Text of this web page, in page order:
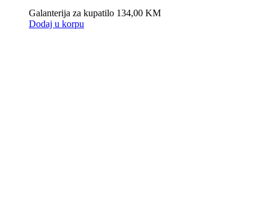
Galanterija za kupatilo 134,00 KM
Dodaj u korpu